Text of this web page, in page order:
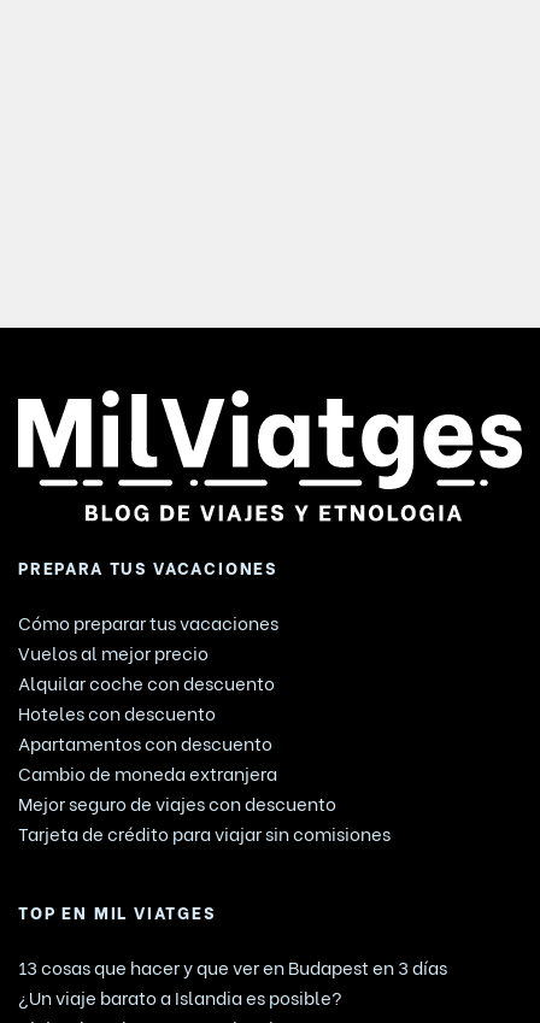
PREPARA TUS VACACIONES
Cómo preparar tus vacaciones
Vuelos al mejor precio
Alquilar coche con descuento
Hoteles con descuento
Apartamentos con descuento
Cambio de moneda extranjera
Mejor seguro de viajes con descuento
Tarjeta de crédito para viajar sin comisiones
TOP EN MIL VIATGES
13 cosas que hacer y que ver en Budapest en 3 días
¿Un viaje barato a Islandia es posible?